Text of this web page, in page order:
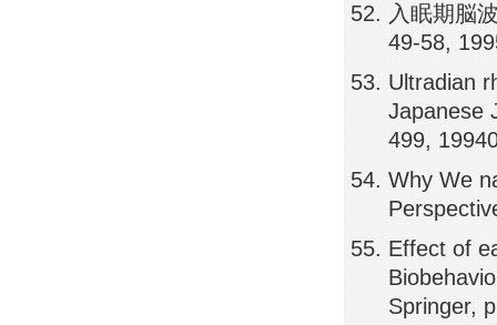
入眠期脳
49-58,
Ultradian
Japanese
499,
Why We
Effect of
Springer,